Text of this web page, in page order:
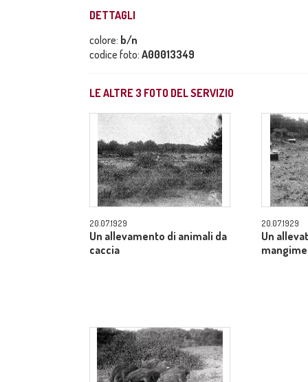
DETTAGLI
colore: b/n
codice foto: A00013349
LE ALTRE 3 FOTO DEL SERVIZIO
20.07.1929
Un allevamento di animali da
caccia
20.07.1929
Un